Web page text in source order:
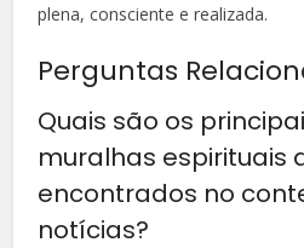
plena, consciente e realizada.
Perguntas
Quais são os
muralhas espirituais
encontrados no
notícias?